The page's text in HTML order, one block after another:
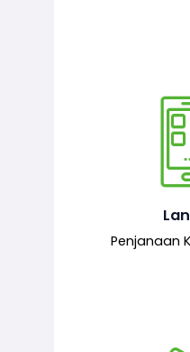
Penjanaan
Setelah